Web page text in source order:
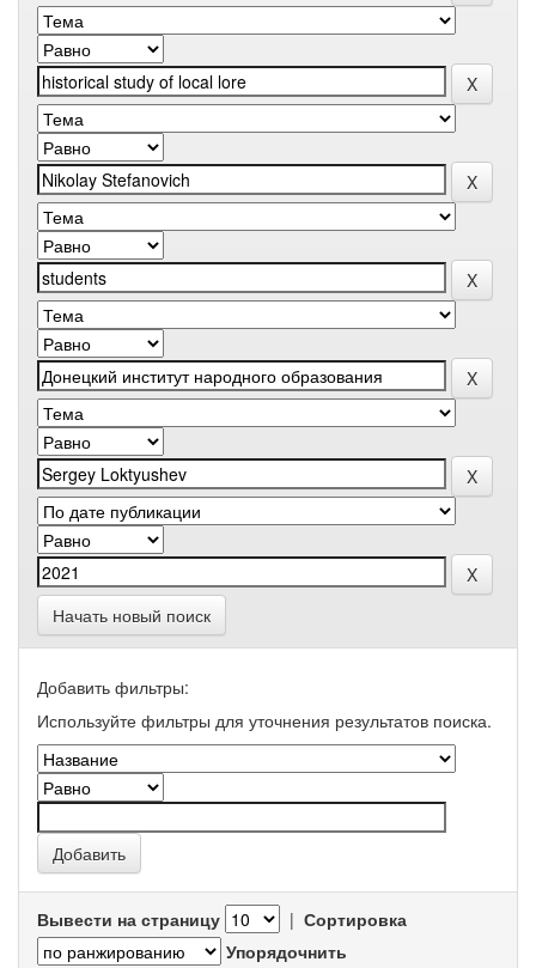
Начать новый поиск
Добавить фильтры:
Используйте фильтры для уточнения результатов поиска.
Вывести на страницу | Сортировка
Упорядочнить